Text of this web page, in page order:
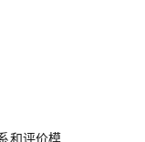
和评价模